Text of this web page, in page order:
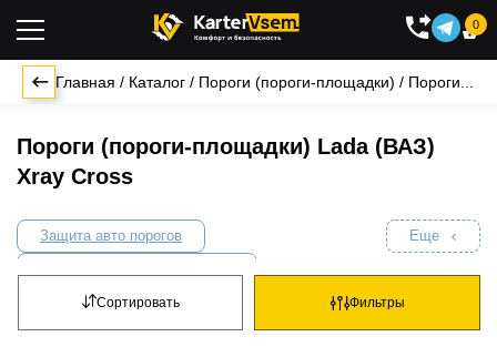

0
Главная / Каталог / Пороги (пороги-площадки) / Пороги...
Пороги (пороги-площадки) Lada (ВАЗ)
Xray Cross
Защита авто порогов
Накладки на пороги
Подножки для внедорожников
Еще
Фильтры
Сортировать